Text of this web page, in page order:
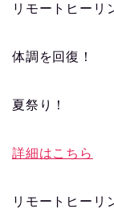
リモートヒーリ
体調を回復！
夏祭り！
詳細はこちら
リモートヒーリ